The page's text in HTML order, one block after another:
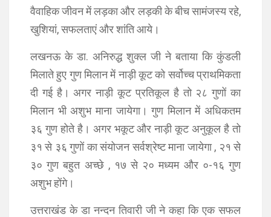
वैवाहिक जीवन में लड़का और लड़की के बीच सामंजस्य रहे,
खुशियां, सफलताएं और शांति आये।
लखनऊ के डा. अनिरुद्ध शुक्ल जी ने बताया कि कुंडली
मिलाते हुए गुण मिलान में नाड़ी कूट को सर्वोच्च प्राथमिकता
दी गई है। अगर नाड़ी कूट प्रतिकूल है तो २८ गुणों का
मिलान भी अशुभ माना जायेगा। गुण मिलान में अधिकतम
३६ गुण होते है। अगर भकूट और नाड़ी कूट अनुकूल है तो
३१ से ३६ गुणों का संयोजन सर्वश्रेष्ट माना जायेगा , २१ से
३० गुण बहुत अच्छे , १७ से २० मध्यम और ०-१६ गुण
अशुभ होंगे।
उत्तराखंड के डा नन्दन तिवारी जी ने कहा कि एक सफल